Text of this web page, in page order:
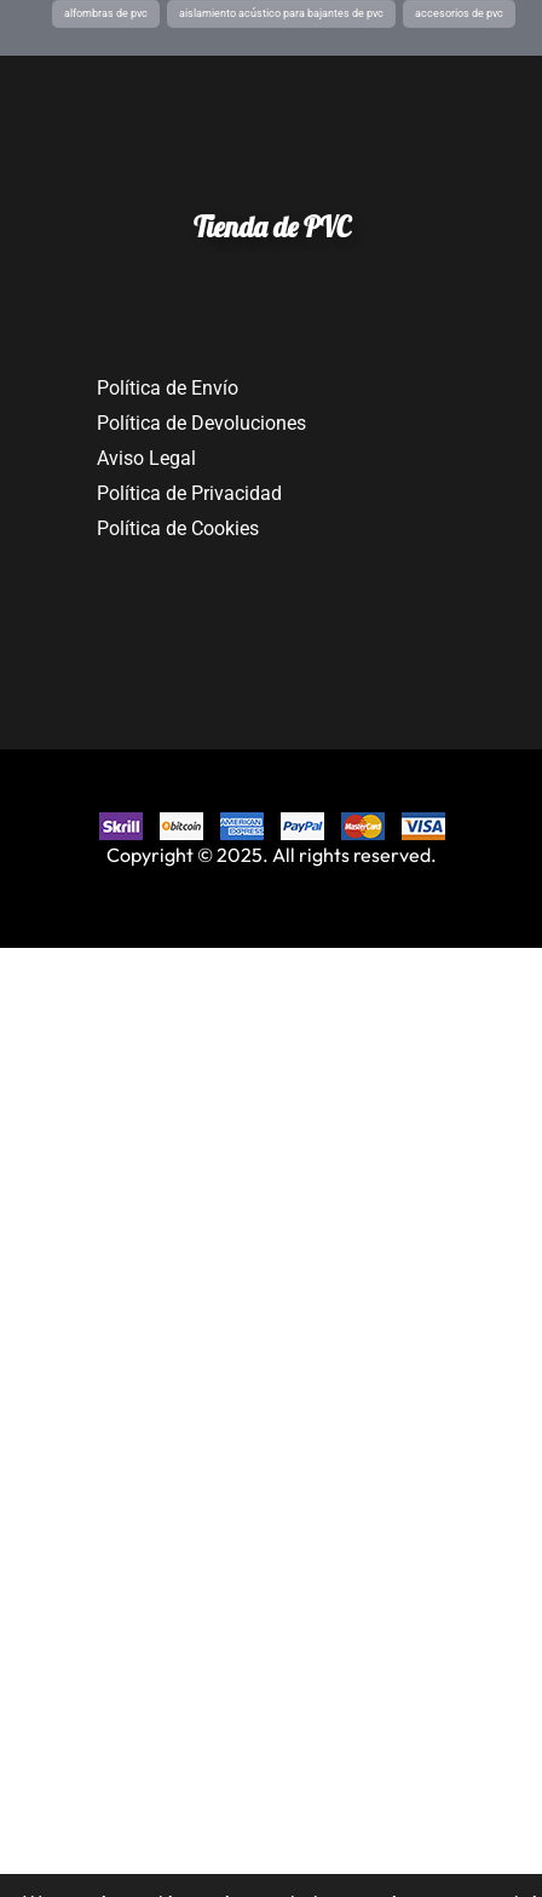
alfombras de pvc aislamiento acústico para bajantes de pvc accesorios de pvc
Tienda de PVC
Política de Envío
Política de Devoluciones
Aviso Legal
Política de Privacidad
Política de Cookies
Copyright © 2025. All rights reserved.